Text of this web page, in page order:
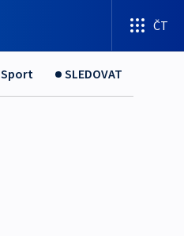
ČT
Sport SLEDOVAT